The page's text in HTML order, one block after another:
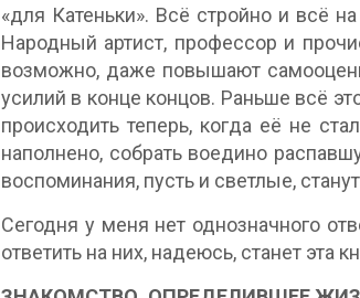
«для Катеньки». Всё стройно и всё
Народный артист, профессор и
возможно, даже повышают
усилий в конце концов. Раньше всё
происходить теперь, когда её не
наполнено, собрать воедино
воспоминания, пусть и светлые,
Сегодня у меня нет однозначного
ответить на них, надеюсь, станет эта